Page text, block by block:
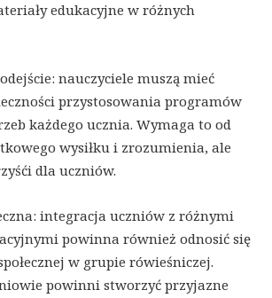
edukacyjne w różnych
nauczyciele muszą mieć
przystosowania programów
każdego ucznia. Wymaga to od
wysiłku i zrozumienia, ale
dla uczniów.
integracja uczniów z różnymi
powinna również odnosić się
w grupie rówieśniczej.
powinni stworzyć przyjazne